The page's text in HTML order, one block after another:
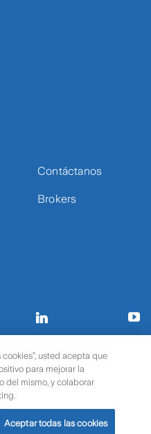
Contáctanos
Brokers
Protección de datos
© 2025 Zurich Seguros
usted acepta que
para mejorar la
del mismo, y colaborar
Aceptar todas las cookies